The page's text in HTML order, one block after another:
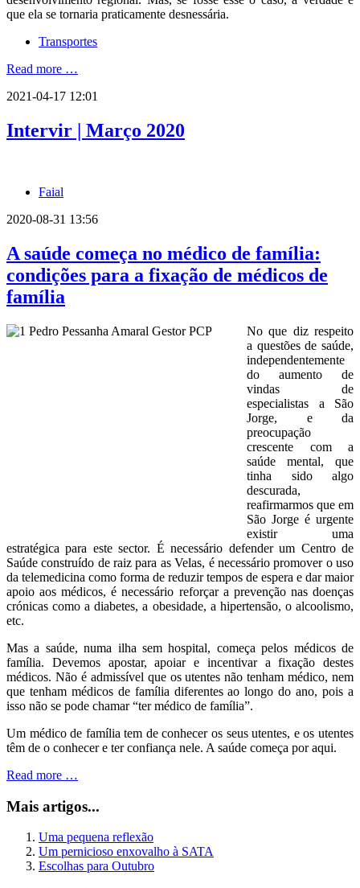
que ela se tornaria praticamente desnessária.
Transportes
Read more …
2021-04-17 12:01
Intervir | Março 2020
Faial
2020-08-31 13:56
A saúde começa no médico de família:
condições para a fixação de médicos de
família
No que diz respeito
a questões de saúde,
independentemente
do aumento de
vindas de
especialistas a São
Jorge, e da
preocupação
crescente com a
saúde mental, que
tinha sido algo
descurada,
reafirmarmos que em
São Jorge é urgente
existir uma
estratégica para este sector. É necessário defender um Centro de
Saúde construído de raiz para as Velas, é necessário promover o uso
da telemedicina como forma de reduzir tempos de espera e dar maior
apoio aos médicos, é necessário reforçar a prevenção nas doenças
crónicas como a diabetes, a obesidade, a hipertensão, o alcoolismo,
etc.
Mas a saúde, numa ilha sem hospital, começa pelos médicos de
família. Devemos apostar, apoiar e incentivar a fixação destes
médicos. Não é admissível que os utentes não tenham médico, nem
que tenham médicos de família diferentes ao longo do ano, pois a
isso não se pode chamar “ter médico de família”.
Um médico de família tem de conhecer os seus utentes, e os utentes
têm de o conhecer e ter confiança nele. A saúde começa por aqui.
Read more …
Mais artigos...
Uma pequena reflexão
Um pernicioso enxovalho à SATA
Escolhas para Outubro